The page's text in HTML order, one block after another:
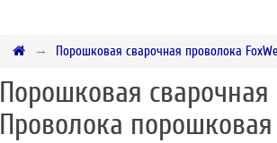
Порошковая сварочная проволока
Порошковая
Проволока